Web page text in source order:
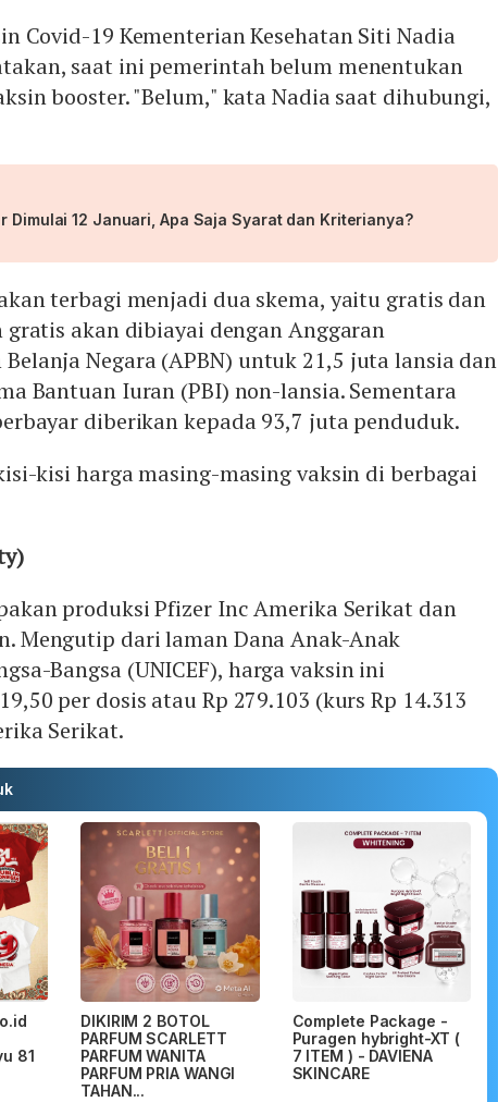
Covid-19 Kementerian Kesehatan Siti Nadia
saat ini pemerintah belum menentukan
booster. "Belum," kata Nadia saat dihubungi,
Dimulai 12 Januari, Apa Saja Syarat dan Kriterianya?
terbagi menjadi dua skema, yaitu gratis dan
gratis akan dibiayai dengan Anggaran
Belanja Negara (APBN) untuk 21,5 juta lansia dan
Bantuan Iuran (PBI) non-lansia. Sementara
diberikan kepada 93,7 juta penduduk.
kisi harga masing-masing vaksin di berbagai
produksi Pfizer Inc Amerika Serikat dan
Mengutip dari laman Dana Anak-Anak
Bangsa (UNICEF), harga vaksin ini
per dosis atau Rp 279.103 (kurs Rp 14.313
Serikat.
81
DIKIRIM 2 BOTOL
PARFUM SCARLETT
PARFUM WANITA
PARFUM PRIA WANGI
TAHAN...
Complete Package -
Puragen hybright-XT (
7 ITEM ) - DAVIENA
SKINCARE